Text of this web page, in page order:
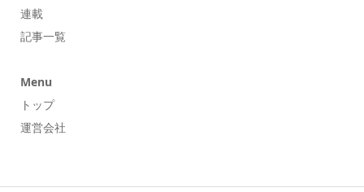
連載
記事一覧
Menu
トップ
運営会社